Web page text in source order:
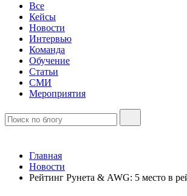
Все
Кейсы
Новости
Интервью
Команда
Обучение
Статьи
СМИ
Мероприятия
Главная
Новости
Рейтинг Рунета & AWG: 5 место в